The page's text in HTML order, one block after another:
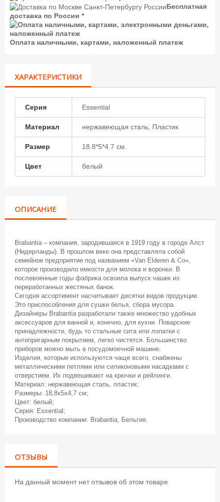
Бесплатная
доставка по России *
Оплата наличными, картами, наложенный платеж
ХАРАКТЕРИСТИКИ
Серия Essential
Материал нержавеющая сталь, Пластик
Размер 18.8*5*4.7 см.
Цвет белый
ОПИСАНИЕ
Brabantia – компания, зародившаяся в 1919 году в городе Алст
(Нидерланды). В прошлом веке она представляла собой
семейное предприятие под названием «Van Elderen & Co»,
которое производило емкости для молока и воронки. В
послевоенные годы фабрика освоила выпуск чашек из
переработанных жестяных банок.
Сегодня ассортимент насчитывает десятки видов продукции.
Это приспособления для сушки белья, сбора мусора.
Дизайнеры Brabantia разработали также множество удобных
аксессуаров для ванной и, конечно, для кухни. Поварские
принадлежности, будь то стальные сита или лопатки с
антипригарным покрытием, легко чистятся. Большинство
приборов можно мыть в посудомоечной машине.
Изделия, которые используются чаще всего, снабжены
металлическими петлями или силиконовыми насадками с
отверстием. Их подвешивают на крючки и рейлинги.
Материал: нержавеющая сталь, пластик;
Размеры: 18,8х5х4,7 см;
Цвет: белый;
Серия: Essential;
Производство компании: Brabantia, Бельгия.
ОТЗЫВЫ
На данный момент нет отзывов об этом товаре